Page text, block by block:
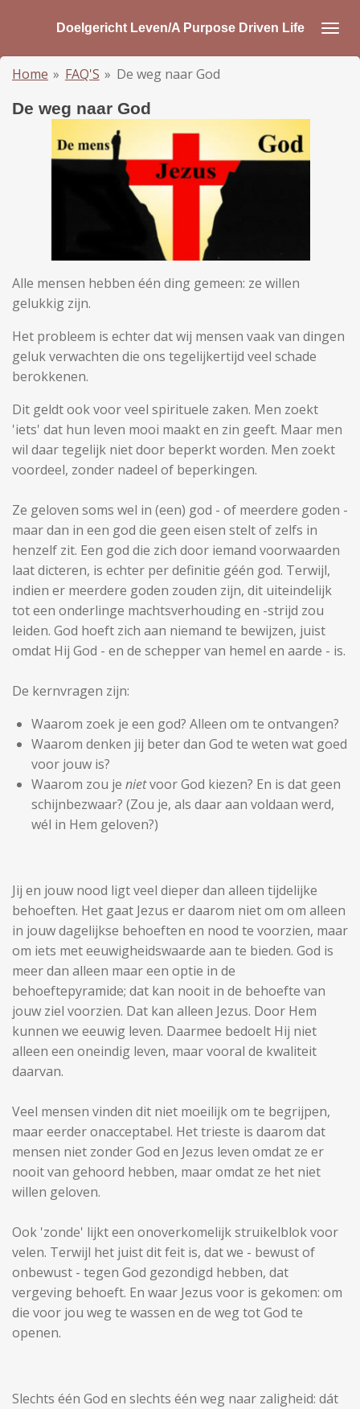
naar
de
Doelgericht Leven/A Purpose Driven Life
Home » FAQ'S » De weg naar God
De weg naar God
Alle mensen hebben één ding gemeen: ze willen
gelukkig zijn.
Het probleem is echter dat wij mensen vaak van dingen
geluk verwachten die ons tegelijkertijd veel schade
berokkenen.
Dit geldt ook voor veel spirituele zaken. Men zoekt
'iets' dat hun leven mooi maakt en zin geeft. Maar men
wil daar tegelijk niet door beperkt worden. Men zoekt
voordeel, zonder nadeel of beperkingen.
Ze geloven soms wel in (een) god - of meerdere goden -
maar dan in een god die geen eisen stelt of zelfs in
henzelf zit. Een god die zich door iemand voorwaarden
laat dicteren, is echter per definitie géén god. Terwijl,
indien er meerdere goden zouden zijn, dit uiteindelijk
tot een onderlinge machtsverhouding en -strijd zou
leiden. God hoeft zich aan niemand te bewijzen, juist
omdat Hij God - en de schepper van hemel en aarde - is.
De kernvragen zijn:
Waarom zoek je een god? Alleen om te ontvangen?
Waarom denken jij beter dan God te weten wat goed
voor jouw is?
Waarom zou je nietvoor God kiezen? En is dat geen
schijnbezwaar? (Zou je, als daar aan voldaan werd,
wél in Hem geloven?)
Jij en jouw nood ligt veel dieper dan alleen tijdelijke
behoeften. Het gaat Jezus er daarom niet om om alleen
in jouw dagelijkse behoeften en nood te voorzien, maar
om iets met eeuwigheidswaarde aan te bieden. God is
meer dan alleen maar een optie in de
behoeftepyramide; dat kan nooit in de behoefte van
jouw ziel voorzien. Dat kan alleen Jezus. Door Hem
kunnen we eeuwig leven. Daarmee bedoelt Hij niet
alleen een oneindig leven, maar vooral de kwaliteit
daarvan.
Veel mensen vinden dit niet moeilijk om te begrijpen,
maar eerder onacceptabel. Het trieste is daarom dat
mensen niet zonder God en Jezus leven omdat ze er
nooit van gehoord hebben, maar omdat ze het niet
willen geloven.
Ook 'zonde' lijkt een onoverkomelijk struikelblok voor
velen. Terwijl het juist dit feit is, dat we - bewust of
onbewust - tegen God gezondigd hebben, dat
vergeving behoeft. En waar Jezus voor is gekomen: om
die voor jou weg te wassen en de weg tot God te
openen.
Slechts één God en slechts één weg naar zaligheid: dát